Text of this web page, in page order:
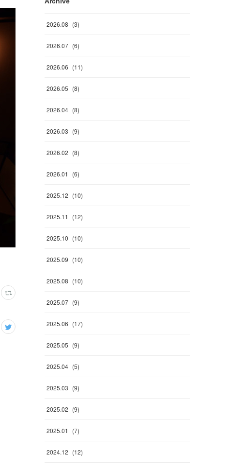
2026.08 (3)
2026.07 (6)
2026.06 (11)
2026.05 (8)
2026.04 (8)
2026.03 (9)
2026.02 (8)
2026.01 (6)
2025.12 (10)
2025.11 (12)
2025.10 (10)
2025.09 (10)
2025.08 (10)
2025.07 (9)
2025.06 (17)
2025.05 (9)
2025.04 (5)
2025.03 (9)
2025.02 (9)
2025.01 (7)
2024.12 (12)